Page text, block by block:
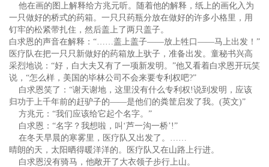
他在画的图上解释给方兆元听。随着他的解释，纸上的画化入为
一只做好的桥式的药箱。一只只药瓶分放在做好的许多小格里，用
钉牢的松紧带扎住，然后盖上了两只盖子。
白求恩的声音在解释：“……盖上盖子——放上牲口——马上出发！”
医疗队在把一只只新做好的药箱放上驮子，准备出发。童秘书兴高
采烈地说：“好，白大夫又有了一项新发明。”他又看着白求恩开玩笑
说，“怎么样，美国的毕林公司不会来要专利权吧?”
白求恩笑了：“谢天谢地，这里没有什么专利权!说到发明，应该
归功于上千年前的赶驴子的——是他们的粪筐启发了我。(英文)”
方兆元：“我们应该给它起个名字。”
白求恩：“名字？我想啦，叫‘芦一沟一桥’!”
在冬天早晨的寒雾里，医疗队又出发了。……
晴朗的天，太阳晒得暖洋洋的。医疗队又在山路上行进。
白求恩没有骑马，他敞开了大衣领子步行上山。